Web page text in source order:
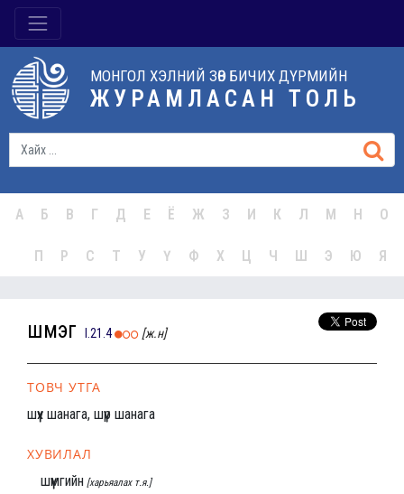
МОНГОЛ ХЭЛНИЙ ЗӨВ БИЧИХ ДҮРМИЙН
ЖУРАМЛАСАН ТОЛЬ
А Б В Г Д Е Ё Ж З И К Л М Н О
П Р С Т У Ү Ф Х Ц Ч Ш Э Ю Я
шүүмэг I.21.4 [ж.н]
ТОВЧ УТГА
шүүх шанага, шүүр шанага
ХУВИЛАЛ
шүүмгийн [харьяалах т.я.]